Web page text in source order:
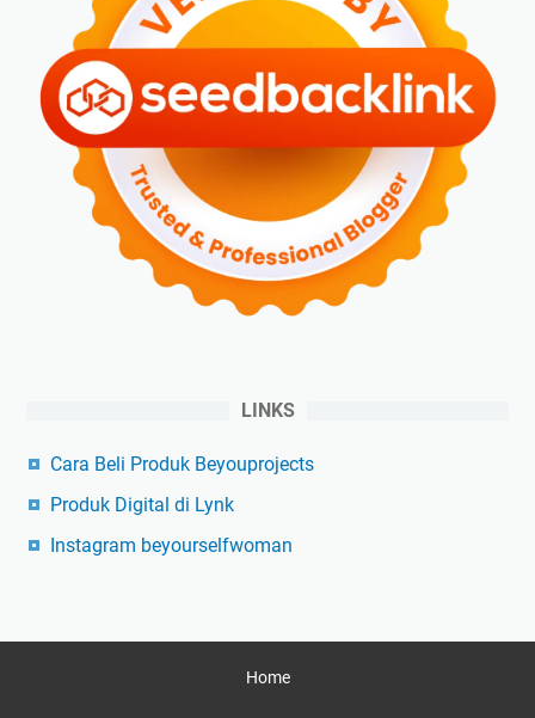
LINKS
Cara Beli Produk Beyouprojects
Produk Digital di Lynk
Instagram beyourselfwoman
Home